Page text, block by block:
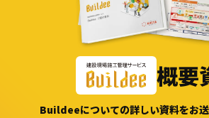
概要
Buildeeについての詳しい資料をお送